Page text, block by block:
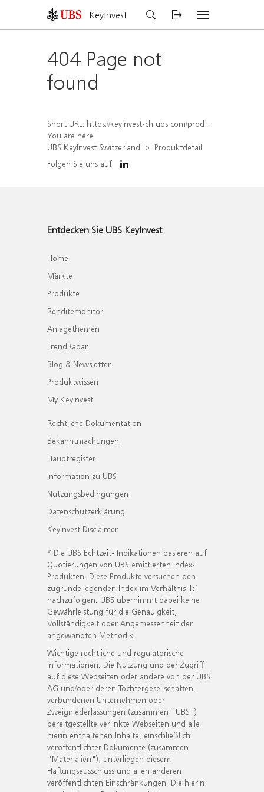
KeyInvest
404 Page not
found
Short URL: https://keyinvest-ch.ubs.com/produkt/detail/index/isin/CH1578796802
You are here:
UBS KeyInvest Switzerland
Produktdetail
Folgen Sie uns auf
Entdecken Sie UBS KeyInvest
Home
Märkte
Produkte
Renditemonitor
Anlagethemen
TrendRadar
Blog & Newsletter
Produktwissen
My KeyInvest
Rechtliche Dokumentation
Bekanntmachungen
Hauptregister
Information zu UBS
Nutzungsbedingungen
Datenschutzerklärung
KeyInvest Disclaimer
* Die UBS Echtzeit- Indikationen basieren auf
Quotierungen von UBS emittierten Index-
Produkten. Diese Produkte versuchen den
zugrundeliegenden Index im Verhältnis 1:1
nachzufolgen. UBS übernimmt dabei keine
Gewährleistung für die Genauigkeit,
Vollständigkeit oder Angemessenheit der
angewandten Methodik.
Wichtige rechtliche und regulatorische
Informationen. Die Nutzung und der Zugriff
auf diese Webseiten oder andere von der UBS
AG und/oder deren Tochtergesellschaften,
verbundenen Unternehmen oder
Zweigniederlassungen (zusammen "UBS")
bereitgestellte verlinkte Webseiten und alle
hierin enthaltenen Inhalte, einschließlich
veröffentlichter Dokumente (zusammen
"Materialien"), unterliegen diesem
Haftungsausschluss und allen anderen
veröffentlichten Einschränkungen. Die hierin